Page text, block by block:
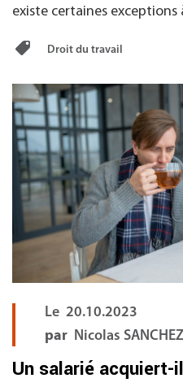
existe certaines exceptions
Droit du travail
Le 20.10.2023
par Nicolas
Un salarié acquiert-